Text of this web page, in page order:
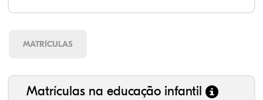
MATRÍCULAS
Matrículas na educação infantil